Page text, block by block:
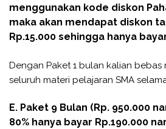
menggunakan kode diskon
maka akan mendapat diskon
Rp.15.000 sehingga hanya
Dengan Paket 1 bulan kalian
seluruh materi pelajaran SMA
E. Paket 9 Bulan (Rp. 950.000
80% hanya bayar Rp.190.000